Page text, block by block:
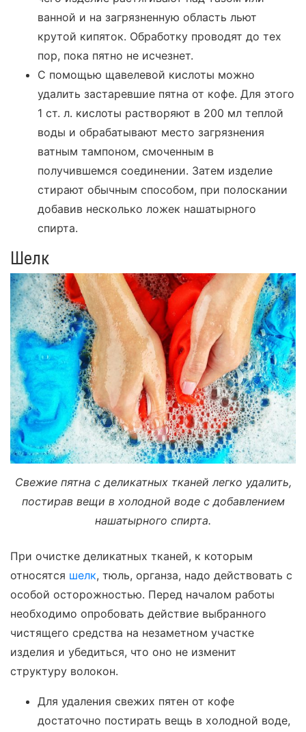
ванной и на загрязненную область льют
крутой кипяток. Обработку проводят до тех
пор, пока пятно не исчезнет.
С помощью щавелевой кислоты можно
удалить застаревшие пятна от кофе. Для этого
1 ст. л. кислоты растворяют в 200 мл теплой
воды и обрабатывают место загрязнения
ватным тампоном, смоченным в
получившемся соединении. Затем изделие
стирают обычным способом, при полоскании
добавив несколько ложек нашатырного
спирта.
Шелк
Свежие пятна с деликатных тканей легко удалить,
постирав вещи в холодной воде с добавлением
нашатырного спирта.
При очистке деликатных тканей, к которым
относятся шелк, тюль, органза, надо действовать с
особой осторожностью. Перед началом работы
необходимо опробовать действие выбранного
чистящего средства на незаметном участке
изделия и убедиться, что оно не изменит
структуру волокон.
Для удаления свежих пятен от кофе
достаточно постирать вещь в холодной воде,